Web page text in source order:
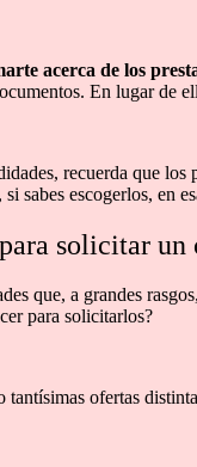
acerca de los
En lugar
recuerda que los
sabes escogerlos, en
solicitar
que, a grandes
para solicitarlos?
ofertas